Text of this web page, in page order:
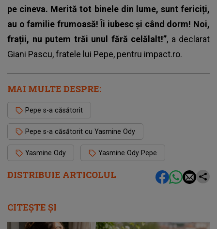
DISTRIBUIE ARTICOLUL
pe cineva. Merită tot binele din lume, sunt fericiți,
au o familie frumoasă! Îi iubesc și când dorm! Noi,
frații, nu putem trăi unul fără celălalt!”, a declarat
Giani Pascu, fratele lui Pepe, pentru impact.ro.
MAI MULTE DESPRE:
Pepe s-a căsătorit
Pepe s-a căsătorit cu Yasmine Ody
Yasmine Ody Yasmine Ody Pepe
CITEȘTE ȘI